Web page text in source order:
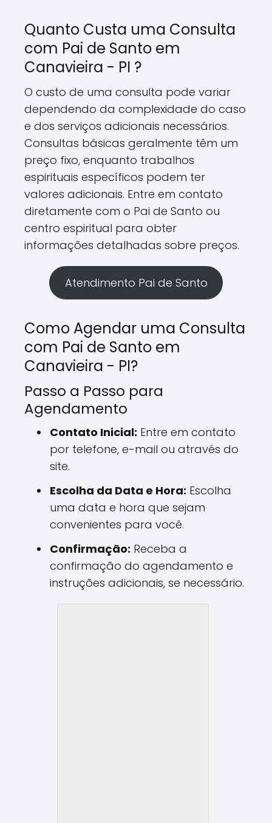
Quanto Custa uma Consulta
com Pai de Santo em
Canavieira - PI ?
O custo de uma consulta pode variar
dependendo da complexidade do caso
e dos serviços adicionais necessários.
Consultas básicas geralmente têm um
preço fixo, enquanto trabalhos
espirituais específicos podem ter
valores adicionais. Entre em contato
diretamente com o Pai de Santo ou
centro espiritual para obter
informações detalhadas sobre preços.
Atendimento Pai de Santo
Como Agendar uma Consulta
com Pai de Santo em
Canavieira - PI?
Passo a Passo para
Agendamento
Contato Inicial: Entre em contato
por telefone, e-mail ou através do
site.
Escolha da Data e Hora: Escolha
uma data e hora que sejam
convenientes para você.
Confirmação: Receba a
confirmação do agendamento e
instruções adicionais, se necessário.